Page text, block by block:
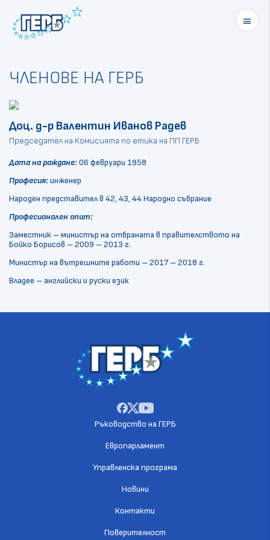
menu
ЧЛЕНОВЕ НА ГЕРБ
Доц. д-р Валентин Иванов Радев
Председател на Комисията по етика на ПП ГЕРБ
Дата на раждане:06 февруари 1958
Професия:инженер
Народен представител в 42, 43, 44 Народно събрание
Професионален опит:
Заместник – министър на отбраната в правителството на
Бойко Борисов – 2009 – 2013 г.
Министър на вътрешните работи – 2017 – 2018 г.
Владее – английски и руски език
Ръководство на ГЕРБ
Европарламент
Управленска програма
Новини
Контакти
Поверителност